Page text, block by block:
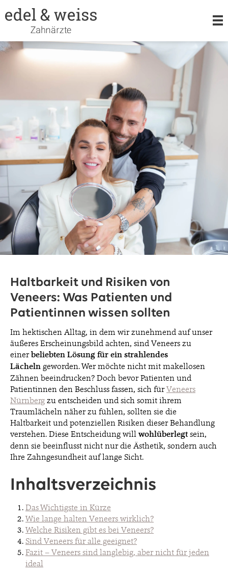
LEISTUNGEN
KIEFERORTHOPÄDIE
ORALCHIRURGIE
TEAM
KARRIERE
KONTAKT & TERMINE
© 2026 EDEL & WEISS. ALLE RECHTE VORBEHALTEN.
Haltbarkeit und Risiken von
Veneers: Was Patienten und
Patientinnen wissen sollten
Im hektischen Alltag, in dem wir zunehmend auf unser
äußeres Erscheinungsbild achten, sind Veneers zu
einerbeliebten Lösung für ein strahlendes
Lächeln geworden. Wer möchte nicht mit makellosen
Zähnen beeindrucken? Doch bevor Patienten und
Patientinnen den Beschluss fassen, sich fürVeneers
Nürnberg zu entscheiden und sich somit ihrem
Traumlächeln näher zu fühlen, sollten sie die
Haltbarkeit und potenziellen Risiken dieser Behandlung
verstehen. Diese Entscheidung will wohlüberlegtsein,
denn sie beeinflusst nicht nur die Ästhetik, sondern auch
Ihre Zahngesundheit auf lange Sicht.
Inhaltsverzeichnis
Das Wichtigste in Kürze
Wie lange halten Veneers wirklich?
Welche Risiken gibt es bei Veneers?
Sind Veneers für alle geeignet?
Fazit – Veneers sind langlebig, aber nicht für jeden
ideal